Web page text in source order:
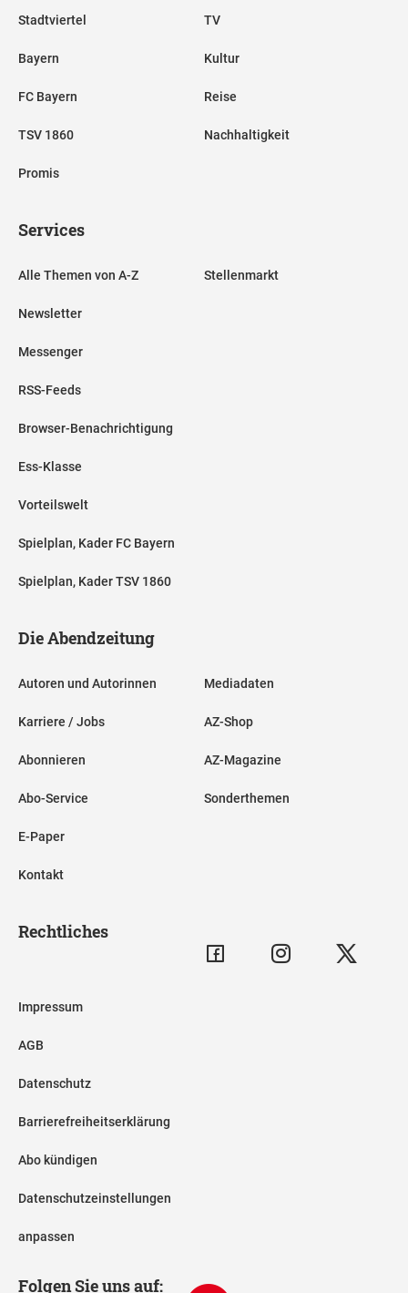
Stadtviertel
Bayern
FC Bayern
TSV 1860
Promis
TV
Kultur
Reise
Nachhaltigkeit
Services
Alle Themen von A-Z
Newsletter
Messenger
RSS-Feeds
Browser-Benachrichtigung
Ess-Klasse
Vorteilswelt
Spielplan, Kader FC Bayern
Spielplan, Kader TSV 1860
Stellenmarkt
Die Abendzeitung
Autoren und Autorinnen
Karriere / Jobs
Abonnieren
Abo-Service
E-Paper
Kontakt
Mediadaten
AZ-Shop
AZ-Magazine
Sonderthemen
Rechtliches
Impressum
AGB
Datenschutz
Barrierefreiheitserklärung
Abo kündigen
Datenschutzeinstellungen
anpassen
Folgen Sie uns auf: